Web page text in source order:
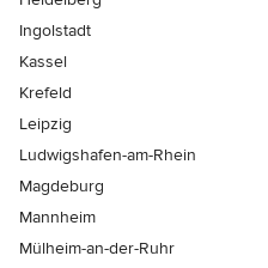
Ingolstadt
Kassel
Krefeld
Leipzig
Ludwigshafen-am-Rhein
Magdeburg
Mannheim
Mülheim-an-der-Ruhr